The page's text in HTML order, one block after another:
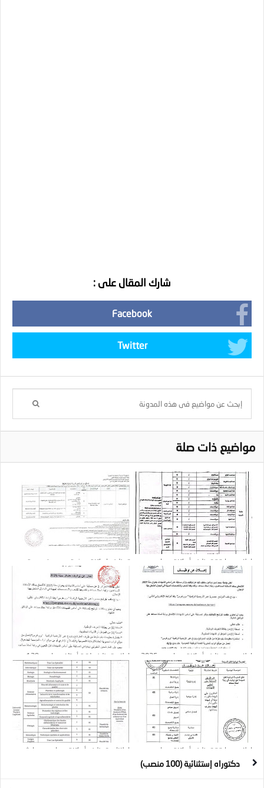
شارك المقال على :
Facebook
Twitter
مواضيع ذات صلة
إعلان مسابقة توظيف أساتذة مساعدين :
توظيف اساتذة بحث قسم ب في عدة
ولايات
15 منصب
إعلان توظيف لرتبة أستاذ مساعد : 129
منصب
إعلان مسابقة توظيف أساتذة مساعدين
بعنوان سنة 2026
إعلانات توظيف أساتذة مساعدين وباحثين :
دكتوراه إستثنائية (100 منصب)